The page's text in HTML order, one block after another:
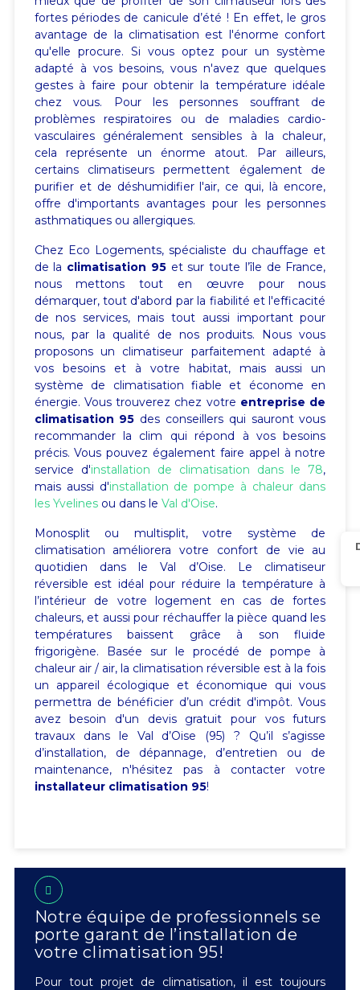
fortes périodes de canicule d’été ! En effet, le gros
avantage de la climatisation est l'énorme confort
qu'elle procure. Si vous optez pour un système
adapté à vos besoins, vous n'avez que quelques
gestes à faire pour obtenir la température idéale
chez vous. Pour les personnes souffrant de
problèmes respiratoires ou de maladies cardio-
vasculaires généralement sensibles à la chaleur,
cela représente un énorme atout. Par ailleurs,
certains climatiseurs permettent également de
purifier et de déshumidifier l'air, ce qui, là encore,
offre d'importants avantages pour les personnes
asthmatiques ou allergiques.
Chez Eco Logements, spécialiste du chauffage et
de la climatisation 95et sur toute l’île de France,
nous mettons tout en œuvre pour nous
démarquer, tout d'abord par la fiabilité et l'efficacité
de nos services, mais tout aussi important pour
nous, par la qualité de nos produits. Nous vous
proposons un climatiseur parfaitement adapté à
vos besoins et à votre habitat, mais aussi un
système de climatisation fiable et économe en
énergie. Vous trouverez chez votre entreprise de
climatisation 95 des conseillers qui sauront vous
recommander la clim qui répond à vos besoins
précis. Vous pouvez également faire appel à notre
service d'installation de climatisation dans le 78,
mais aussi d'installation de pompe à chaleur dans
les Yvelinesou dans le Val d'Oise.
Monosplit ou multisplit, votre système de
climatisation améliorera votre confort de vie au
quotidien dans le Val d’Oise. Le climatiseur
réversible est idéal pour réduire la température à
l’intérieur de votre logement en cas de fortes
chaleurs, et aussi pour réchauffer la pièce quand les
températures baissent grâce à son fluide
frigorigène. Basée sur le procédé de pompe à
chaleur air / air, la climatisation réversible est à la fois
un appareil écologique et économique qui vous
permettra de bénéficier d’un crédit d'impôt. Vous
avez besoin d'un devis gratuit pour vos futurs
travaux dans le Val d’Oise (95) ? Qu’il s’agisse
d’installation, de dépannage, d’entretien ou de
maintenance, n'hésitez pas à contacter votre
installateur climatisation 95!
Notre équipe de professionnels se
porte garant de l’installation de
votre climatisation 95!
Pour tout projet de climatisation, il est toujours
Créer une liste d'envies
Nom de la liste d'envies
Annuler Créer une liste